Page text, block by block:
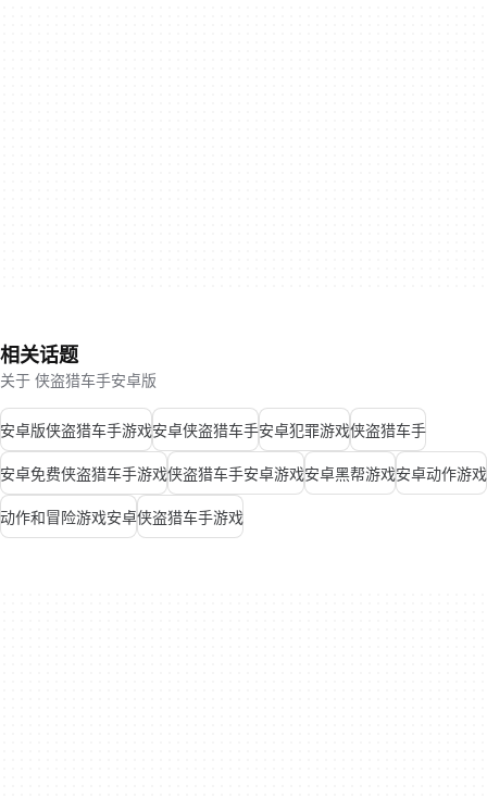
相关话题
关于 侠盗猎车手安卓版
安卓版侠盗猎车手游戏安卓侠盗猎车手安卓犯罪游戏侠盗猎车手
安卓免费侠盗猎车手游戏侠盗猎车手安卓游戏安卓黑帮游戏安卓动作游戏
动作和冒险游戏安卓侠盗猎车手游戏